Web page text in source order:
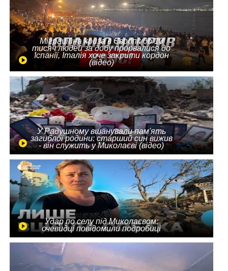
Міграційна криза в Європі: до 10
тисяч людей за добу прорвалися до
Іспанії, Італія хоче закрити кордон
(відео)
У Радушному вшанували пам'ять
загиблої родини: старший син вижив
- він служить у Миколаєві (відео)
Удар по селу під Миколаєвом:
очевидці повідомили подробиці